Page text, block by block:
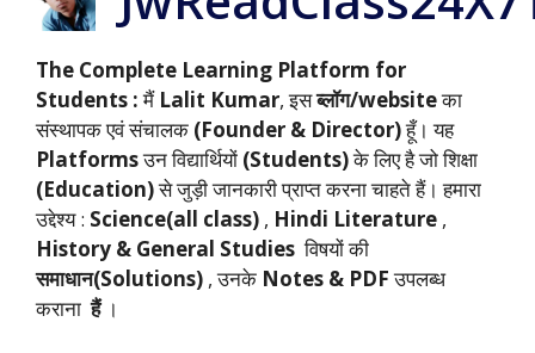
The Complete Learning Platform for
Students :मैं Lalit Kumar, इसब्लॉग/websiteका
संस्थापक एवं संचालक (Founder & Director)हूँ। यह
Platformsउन विद्यार्थियों (Students)के लिए है जो शिक्षा
(Education)से जुड़ी जानकारी प्राप्त करना चाहते हैं। हमारा
उद्देश्य : Science(all class) , Hindi Literature ,
History & General Studies विषयों की
समाधान(Solutions) , उनके Notes & PDFउपलब्ध
करानाहैं ।